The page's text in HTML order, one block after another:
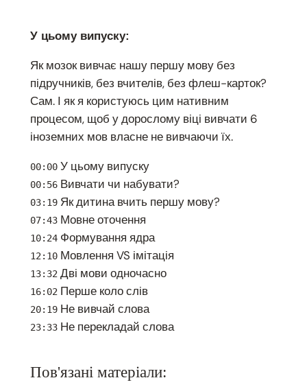
У цьому випуску:
Як мозок вивчає нашу першу мову без
підручників, без вчителів, без флеш-карток?
Сам. І як я користуюсь цим нативним
процесом, щоб у дорослому віці вивчати 6
іноземних мов власне не вивчаючи їх.
00:00У цьому випуску
00:56Вивчати чи набувати?
03:19Як дитина вчить першу мову?
07:43Мовне оточення
10:24Формування ядра
12:10Мовлення VS імітація
13:32Дві мови одночасно
16:02Перше коло слів
20:19Не вивчай слова
23:33Не перекладай слова
Пов'язані матеріали: